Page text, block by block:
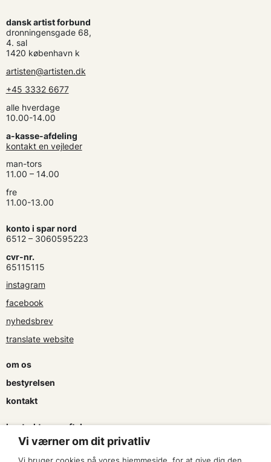
dansk artist forbund
dronningensgade 68,
4. sal
1420 københavn k
artisten@artisten.dk
+45 3332 6677
alle hverdage
10.00-14.00
a-kasse-afdeling
kontakt en vejleder
man-tors
11.00 – 14.00
fre
11.00-13.00
konto i spar nord
6512 – 3060595223
cvr-nr.
65115115
instagram
facebook
nyhedsbrev
translate website
om os
bestyrelsen
kontakt
kontrakter og aftaler
søg tilskud
Vi værner om dit privatliv